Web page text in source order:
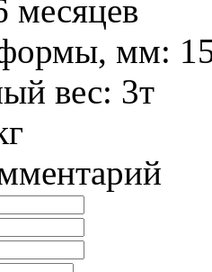
месяцев
мм:
вес: 3т